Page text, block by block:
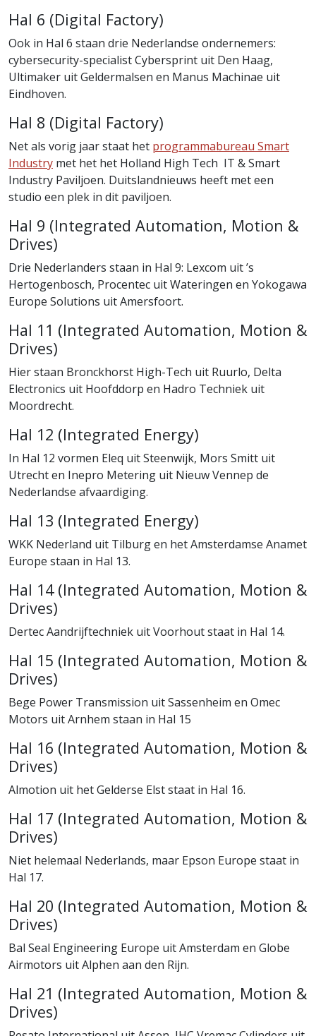
Hal 6 (Digital Factory)
Ook in Hal 6 staan drie Nederlandse ondernemers:
cybersecurity-specialist Cybersprint uit Den Haag,
Ultimaker uit Geldermalsen en Manus Machinae uit
Eindhoven.
Hal 8 (Digital Factory)
Net als vorig jaar staat het programmabureau Smart
Industry met het het Holland High Tech IT & Smart
Industry Paviljoen. Duitslandnieuws heeft met een
studio een plek in dit paviljoen.
Hal 9 (Integrated Automation, Motion &
Drives)
Drie Nederlanders staan in Hal 9: Lexcom uit ’s
Hertogenbosch, Procentec uit Wateringen en Yokogawa
Europe Solutions uit Amersfoort.
Hal 11 (Integrated Automation, Motion &
Drives)
Hier staan Bronckhorst High-Tech uit Ruurlo, Delta
Electronics uit Hoofddorp en Hadro Techniek uit
Moordrecht.
Hal 12 (Integrated Energy)
In Hal 12 vormen Eleq uit Steenwijk, Mors Smitt uit
Utrecht en Inepro Metering uit Nieuw Vennep de
Nederlandse afvaardiging.
Hal 13 (Integrated Energy)
WKK Nederland uit Tilburg en het Amsterdamse Anamet
Europe staan in Hal 13.
Hal 14 (Integrated Automation, Motion &
Drives)
Dertec Aandrijftechniek uit Voorhout staat in Hal 14.
Hal 15 (Integrated Automation, Motion &
Drives)
Bege Power Transmission uit Sassenheim en Omec
Motors uit Arnhem staan in Hal 15
Hal 16 (Integrated Automation, Motion &
Drives)
Almotion uit het Gelderse Elst staat in Hal 16.
Hal 17 (Integrated Automation, Motion &
Drives)
Niet helemaal Nederlands, maar Epson Europe staat in
Hal 17.
Hal 20 (Integrated Automation, Motion &
Drives)
Bal Seal Engineering Europe uit Amsterdam en Globe
Airmotors uit Alphen aan den Rijn.
Hal 21 (Integrated Automation, Motion &
Drives)